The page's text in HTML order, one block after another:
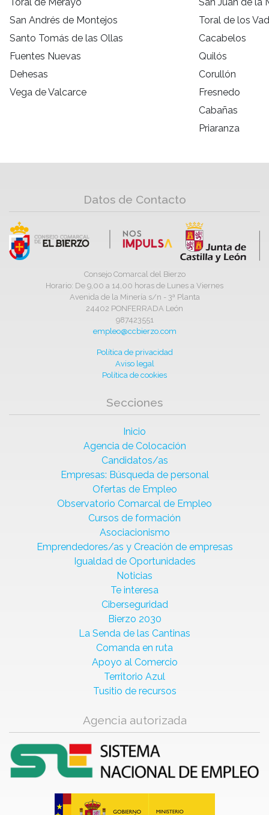
Toral de Merayo
San Juan de la
San Andrés de Montejos
Toral de los
Santo Tomás de las Ollas
Cacabelos
Fuentes Nuevas
Quilós
Dehesas
Corullón
Vega de Valcarce
Fresnedo
Cabañas
Priaranza
Datos de Contacto
Consejo Comarcal del Bierzo
Horario: De 9,00 a 14,00 horas de Lunes a Viernes
Avenida de la Minería s/n - 3ª Planta
24402 PONFERRADA León
987423551
empleo@ccbierzo.com
Política de privacidad
Aviso legal
Política de cookies
Secciones
Inicio
Agencia de Colocación
Candidatos/as
Empresas: Búsqueda de personal
Ofertas de Empleo
Observatorio Comarcal de Empleo
Cursos de formación
Asociacionismo
Emprendedores/as y Creación de empresas
Igualdad de Oportunidades
Noticias
Te interesa
Ciberseguridad
Bierzo 2030
La Senda de las Cantinas
Comanda en ruta
Apoyo al Comercio
Territorio Azul
Tusitio de recursos
Agencia autorizada